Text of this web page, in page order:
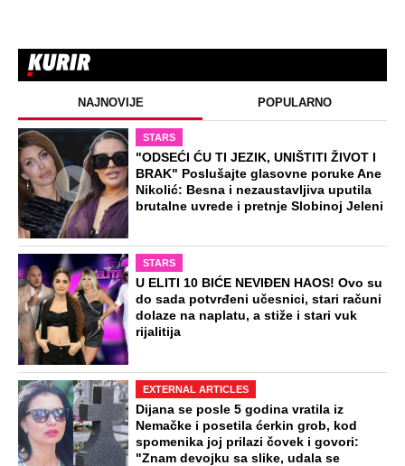
NAJNOVIJE POPULARNO
STARS
"ODSEĆI ĆU TI JEZIK, UNIŠTITI ŽIVOT I
BRAK" Poslušajte glasovne poruke Ane
Nikolić: Besna i nezaustavljiva uputila
brutalne uvrede i pretnje Slobinoj Jeleni
STARS
U ELITI 10 BIĆE NEVIĐEN HAOS! Ovo su
do sada potvrđeni učesnici, stari računi
dolaze na naplatu, a stiže i stari vuk
rijalitija
EXTERNAL ARTICLES
Dijana se posle 5 godina vratila iz
Nemačke i posetila ćerkin grob, kod
spomenika joj prilazi čovek i govori:
"Znam devojku sa slike, udala se